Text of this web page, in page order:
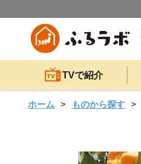
TVで紹介
ホーム ものから探す